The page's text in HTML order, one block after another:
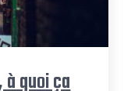
quoi ça